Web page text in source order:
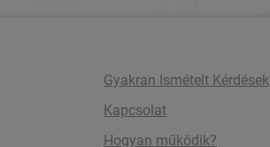
Gyakran Ismételt Kérdések
Kapcsolat
Hogyan működik?